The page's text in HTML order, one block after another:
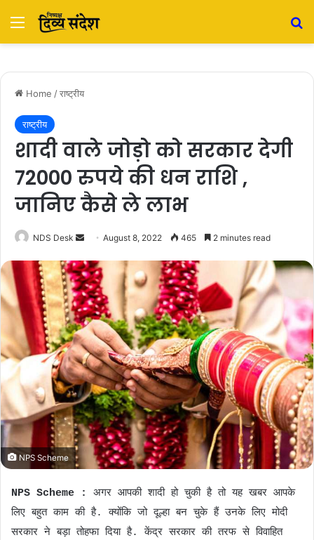
Menu
Home /राष्ट्रीय
राष्ट्रीय
शादी वाले जोड़ो को सरकार देगी
72000 रुपये की धन राशि ,
जानिए कैसे ले लाभ
NDS Desk
n
d
a
n
e
m
a
i
l
August 8, 2022 465 2 minutes read
NPS Scheme
NPS Scheme :
अगर आपकी शादी हो चुकी है तो यह खबर आपके
लिए बहुत काम की है. क्योंकि जो दूल्हा बन चुके हैं उनके लिए मोदी
सरकार ने बड़ा तोहफा दिया है. केंद्र सरकार की तरफ से विवाहित